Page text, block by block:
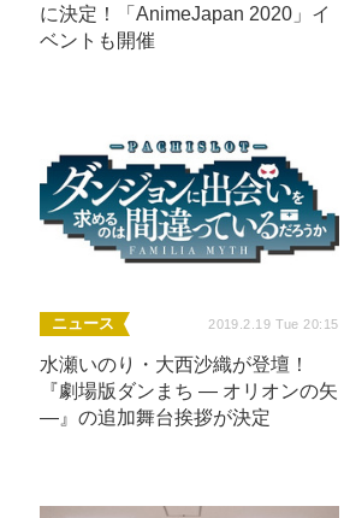
に決定！「AnimeJapan 2020」イ
ベントも開催
ニュース 2019.2.19 Tue 20:15
水瀬いのり・大西沙織が登壇！
『劇場版ダンまち ― オリオンの矢
―』の追加舞台挨拶が決定